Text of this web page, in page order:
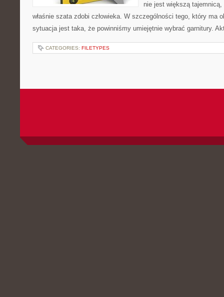
nie jest większą
właśnie szata zdobi człowieka. W szczególności tego, który ma
sytuacja jest taka, że powinniśmy umiejętnie wybrać garnitury.
CATEGORIES: FILETYPES